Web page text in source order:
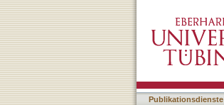
Mechteld"
Publikationsdienste